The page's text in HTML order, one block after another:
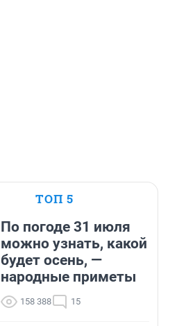
ТОП 5
По погоде 31 июля
можно узнать, какой
будет осень, —
народные приметы
158 388 15